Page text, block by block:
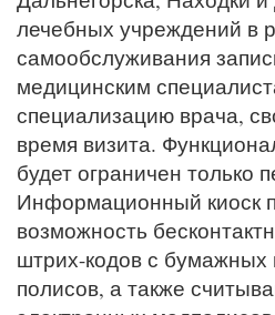
лечебных учреждений в
самообслуживания
медицинским
специализацию врача,
время визита.
будет ограничен только
Информационный киоск
возможность
штрих-кодов с бумажных
полисов, а также